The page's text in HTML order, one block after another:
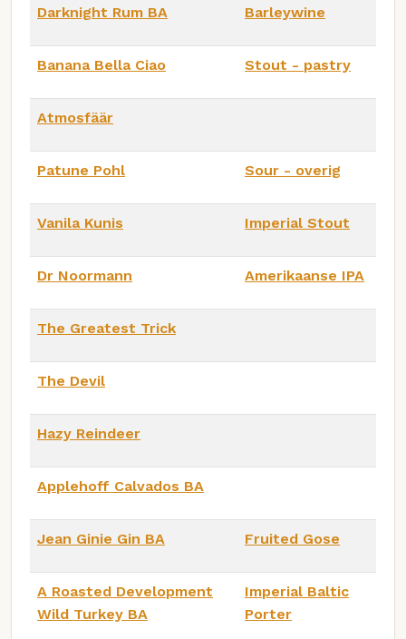
Darknight Rum BA Barleywine
Banana Bella Ciao Stout - pastry
Atmosfäär
Patune Pohl Sour - overig
Vanila Kunis Imperial Stout
Dr Noormann Amerikaanse IPA
The Greatest Trick
The Devil
Hazy Reindeer
Applehoff Calvados BA
Jean Ginie Gin BA Fruited Gose
A Roasted Development
Wild Turkey BA
Imperial Baltic
Porter